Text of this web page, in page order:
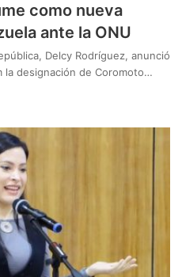
como nueva
ante la ONU
Delcy Rodríguez, anunció
la designación de Coromoto…